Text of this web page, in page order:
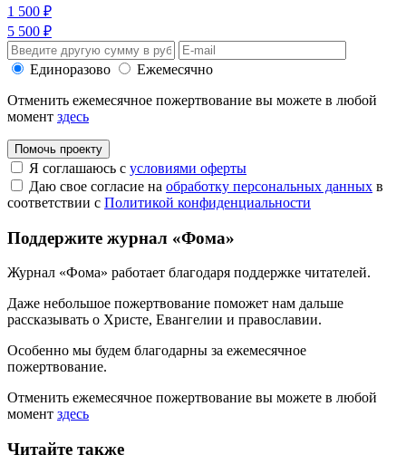
1 500 ₽
5 500 ₽
Единоразово
Ежемесячно
Отменить ежемесячное пожертвование вы можете в любой
момент здесь
Помочь проекту
Я соглашаюсь с условиями оферты
Даю свое согласие на обработку персональных данных в
соответствии с Политикой конфиденциальности
Поддержите журнал «Фома»
Журнал «Фома» работает благодаря поддержке читателей.
Даже небольшое пожертвование поможет нам дальше
рассказывать о Христе, Евангелии и православии.
Особенно мы будем благодарны за ежемесячное
пожертвование.
Отменить ежемесячное пожертвование вы можете в любой
момент здесь
Читайте также